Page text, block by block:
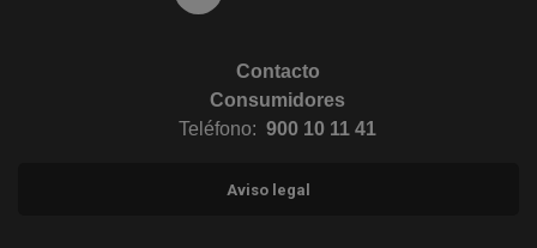
Contacto
Consumidores
Teléfono: 900 10 11 41
Aviso legal